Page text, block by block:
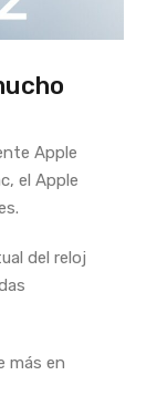
Apple
el Apple
del reloj
más en